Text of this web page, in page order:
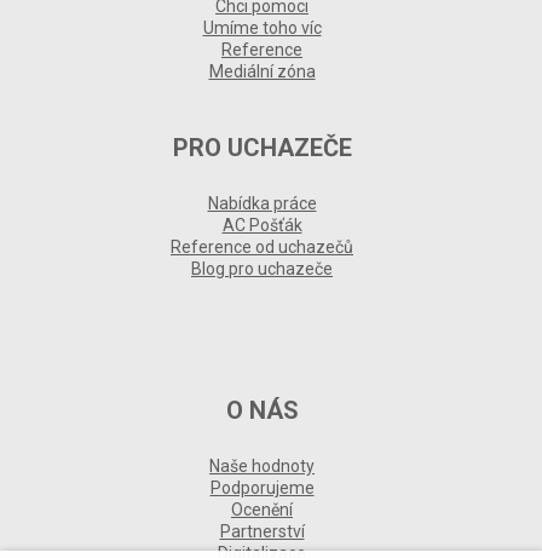
Chci pomoci
Umíme toho víc
Reference
Mediální zóna
PRO UCHAZEČE
Nabídka práce
AC Pošťák
Reference od uchazečů
Blog pro uchazeče
O NÁS
Naše hodnoty
Podporujeme
Ocenění
Partnerství
Digitalizace